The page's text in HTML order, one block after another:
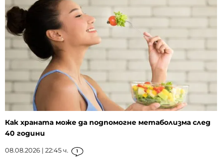
Как храната може да подпомогне метаболизма след
40 години
08.08.2026 | 22:45 ч. 1